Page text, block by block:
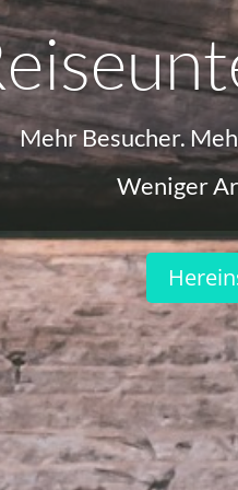
Mehr Besucher.
Weniger